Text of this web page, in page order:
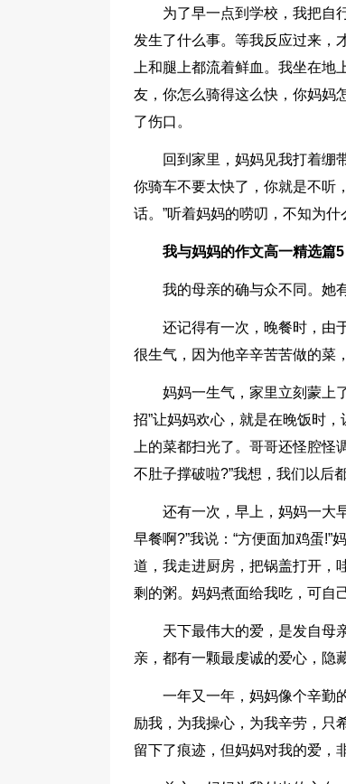
为了早一点到学校，我把自
发生了什么事。等我反应过来，
上和腿上都流着鲜血。我坐在
友，你怎么骑得这么快，你妈妈
了伤口。
回到家里，妈妈见我打着绷
你骑车不要太快了，你就是不听
话。”听着妈妈的唠叨，不知为什
我与妈妈的作文高一精选篇5
我的母亲的确与众不同。她
还记得有一次，晚餐时，由
很生气，因为他辛辛苦苦做的菜
妈妈一生气，家里立刻蒙上
招”让妈妈欢心，就是在晚饭时
上的菜都扫光了。哥哥还怪腔怪
不肚子撑破啦?”我想，我们以后
还有一次，早上，妈妈一大
早餐啊?”我说：“方便面加鸡蛋!”
道，我走进厨房，把锅盖打开，
剩的粥。妈妈煮面给我吃，可自
天下最伟大的爱，是发自母
亲，都有一颗最虔诚的爱心，隐
一年又一年，妈妈像个辛勤
励我，为我操心，为我辛劳，只
留下了痕迹，但妈妈对我的爱，